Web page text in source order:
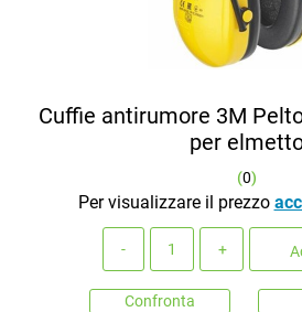
Cuffie antirumore 3M
per
(0)
Per visualizzare il prezzo
Confronta